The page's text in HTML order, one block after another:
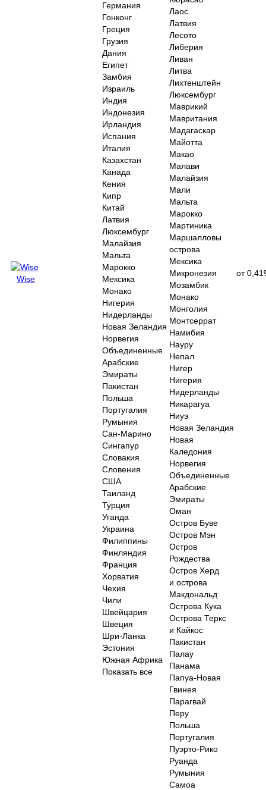
Wise
Германия
Гонконг
Греция
Грузия
Дания
Египет
Замбия
Израиль
Индия
Индонезия
Ирландия
Испания
Италия
Казахстан
Канада
Кения
Кипр
Китай
Латвия
Люксембург
Малайзия
Мальта
Марокко
Мексика
Монако
Нигерия
Нидерланды
Новая Зеландия
Норвегия
Объединенные
Арабские
Эмираты
Пакистан
Польша
Португалия
Румыния
Сан-Марино
Сингапур
Словакия
Словения
США
Таиланд
Турция
Уганда
Украина
Филиппины
Финляндия
Франция
Хорватия
Чехия
Чили
Швейцария
Швеция
Шри-Ланка
Эстония
Южная Африка
Показать все
Лаос
Латвия
Лесото
Либерия
Ливан
Литва
Лихтенштейн
Люксембург
Маврикий
Мавритания
Мадагаскар
Майотта
Макао
Малави
Малайзия
Мали
Мальта
Марокко
Мартиника
Маршалловы
острова
Мексика
Микронезия
Мозамбик
Монако
Монголия
Монтсеррат
Намибия
Науру
Непал
Нигер
Нигерия
Нидерланды
Никарагуа
Ниуэ
Новая Зеландия
Новая
Каледония
Норвегия
Объединенные
Арабские
Эмираты
Оман
Остров Буве
Остров Мэн
Остров
Рождества
Остров Херд
и острова
Макдональд
Острова Кука
Острова Теркс
и Кайкос
Пакистан
Палау
Панама
Папуа-Новая
Гвинея
Парагвай
Перу
Польша
Португалия
Пуэрто-Рико
Руанда
Румыния
Самоа
от